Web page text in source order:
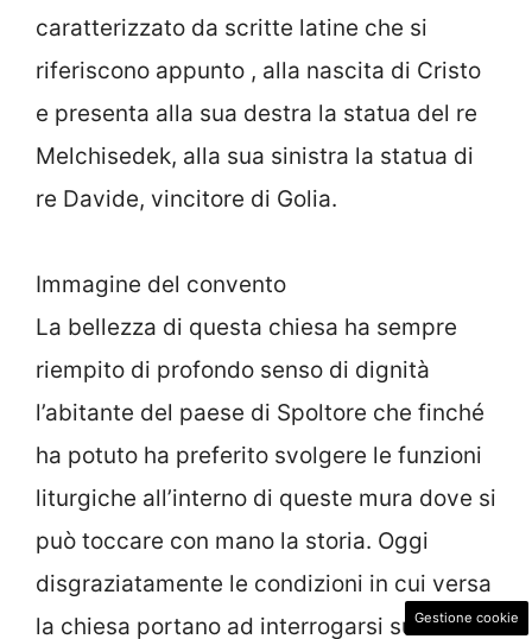
caratterizzato da scritte latine che si
riferiscono appunto , alla nascita di Cristo
e presenta alla sua destra la statua del re
Melchisedek, alla sua sinistra la statua di
re Davide, vincitore di Golia.
Immagine del convento
La bellezza di questa chiesa ha sempre
riempito di profondo senso di dignità
l’abitante del paese di Spoltore che finché
ha potuto ha preferito svolgere le funzioni
liturgiche all’interno di queste mura dove si
può toccare con mano la storia. Oggi
disgraziatamente le condizioni in cui versa
la chiesa portano ad interrogarsi sulGestione cookie